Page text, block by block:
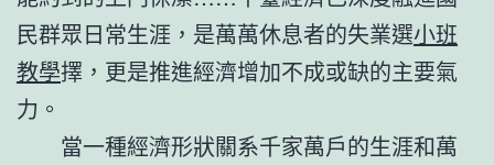
民群眾日常生涯，是萬萬休息者的失業選小班
教學擇，更是推進經濟增加不成或缺的主要氣
力。
當一種經濟形狀關系千家萬戶的生涯和萬